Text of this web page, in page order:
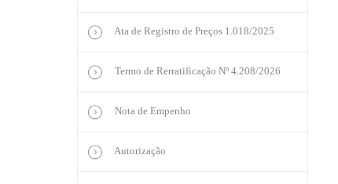
Ata de Registro de Preços 1.018/2025
Termo de Rerratificação Nº 4.208/2026
Nota de Empenho
Autorização